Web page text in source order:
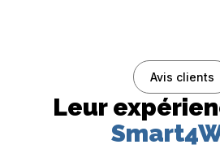
Avis clients
Leur